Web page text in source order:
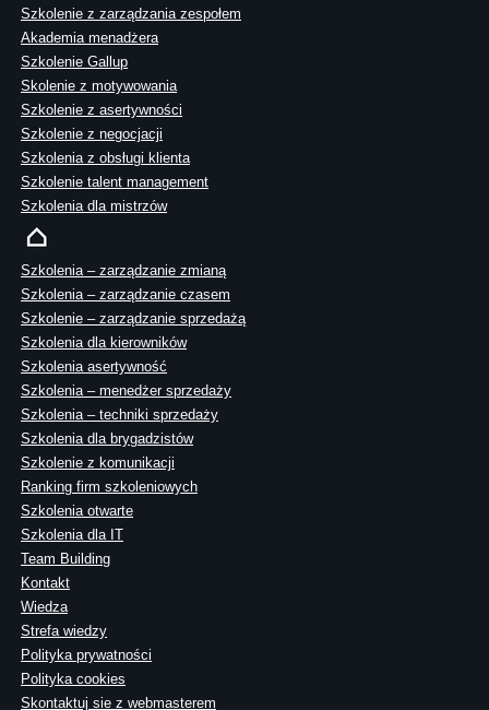
Szkolenie z zarządzania zespołem
Akademia menadżera
Szkolenie Gallup
Skolenie z motywowania
Szkolenie z asertywności
Szkolenie z negocjacji
Szkolenia z obsługi klienta
Szkolenie talent management
Szkolenia dla mistrzów
Szkolenia – zarządzanie zmianą
Szkolenia – zarządzanie czasem
Szkolenie – zarządzanie sprzedażą
Szkolenia dla kierowników
Szkolenia asertywność
Szkolenia – menedżer sprzedaży
Szkolenia – techniki sprzedaży
Szkolenia dla brygadzistów
Szkolenie z komunikacji
Ranking firm szkoleniowych
Szkolenia otwarte
Szkolenia dla IT
Team Building
Kontakt
Wiedza
Strefa wiedzy
Polityka prywatności
Polityka cookies
Skontaktuj sie z webmasterem